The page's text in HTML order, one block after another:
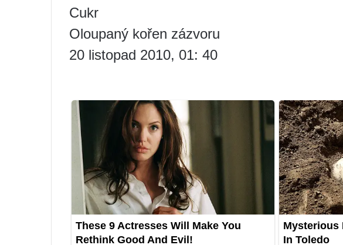
Cukr
Oloupaný kořen zázvoru
20 listopad 2010, 01: 40